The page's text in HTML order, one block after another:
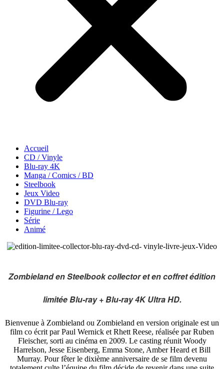
Accueil
CD / Vinyle
Blu-ray 4K
Manga / Comics / BD
Steelbook
Jeux Video
DVD Blu-ray
Figurine / Lego
Série
Animé
Zombieland en Steelbook collector et en coffret édition
limitée Blu-ray + Blu-ray 4K Ultra HD.
Bienvenue à Zombieland ou Zombieland en version originale est un
film co écrit par Paul Wernick et Rhett Reese, réalisée par Ruben
Fleischer, sorti au cinéma en 2009. Le casting réunit Woody
Harrelson, Jesse Eisenberg, Emma Stone, Amber Heard et Bill
Murray. Pour fêter le dixième anniversaire de se film devenu